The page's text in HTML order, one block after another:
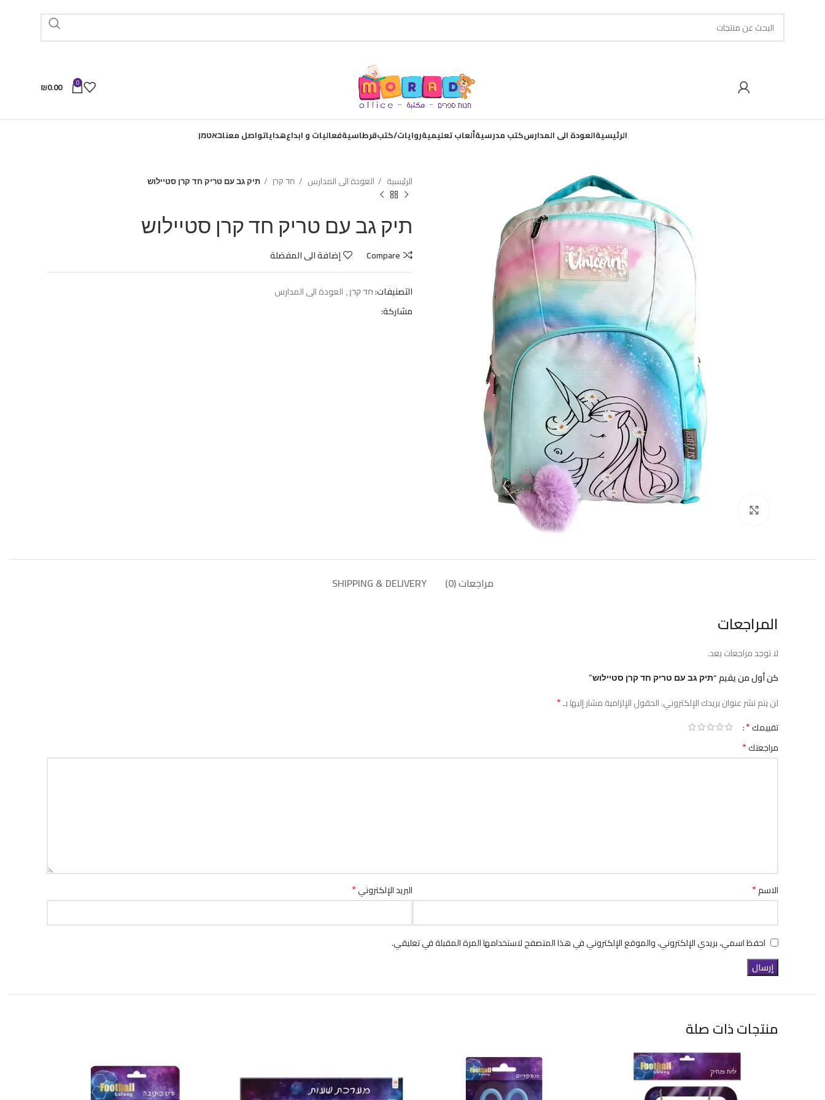
0
₪0.00
الرئيسيةالعودة الى المدارسكتب مدرسيةألعاب تعليميةروايات/كتبقرطاسيةفعاليات و ابداعهداياتواصل معناבאטמן
الرئيسية العودة الى المدارس חד קרן תיק גב עם טריק חד קרן סטיילוש
תיק גב עם טריק חד קרן סטיילוש
Compare إضافة الى المفضلة
التصنيفات:חד קרן, العودة الى المدارس
مشاركة:
مراجعات (0) SHIPPING & DELIVERY
المراجعات
لا توجد مراجعات بعد.
كن أول من يقيم “תיק גב עם טריק חד קרן סטיילוש”
لن يتم نشر عنوان بريدك الإلكتروني.الحقول الإلزامية مشار إليها بـ*
تقييمك*
مراجعتك*
الاسم* البريد الإلكتروني*
احفظ اسمي، بريدي الإلكتروني، والموقع الإلكتروني في هذا المتصفح لاستخدامها المرة المقبلة في تعليقي.
منتجات ذات صلة